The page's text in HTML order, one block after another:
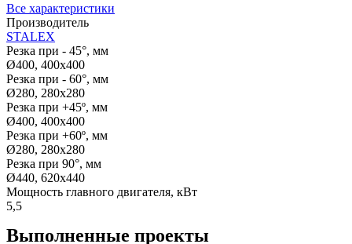
Все характеристики
Производитель
STALEX
Резка при - 45°, мм
Ø400, 400х400
Резка при - 60°, мм
Ø280, 280х280
Резка при +45º, мм
Ø400, 400х400
Резка при +60º, мм
Ø280, 280x280
Резка при 90°, мм
Ø440, 620х440
Мощность главного двигателя, кВт
5,5
Выполненные проекты